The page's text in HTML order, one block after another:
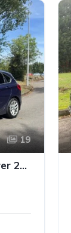
19
BMW Serie 2 Active Tourer 225XE Performance